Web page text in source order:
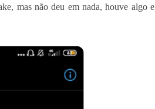
mas não deu em nada, houve algo e